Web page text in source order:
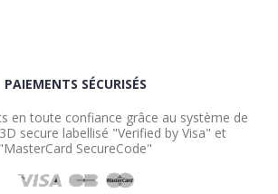
PAIEMENTS SÉCURISÉS
en toute confiance grâce au système de
secure labellisé "Verified by Visa" et
"MasterCard SecureCode"